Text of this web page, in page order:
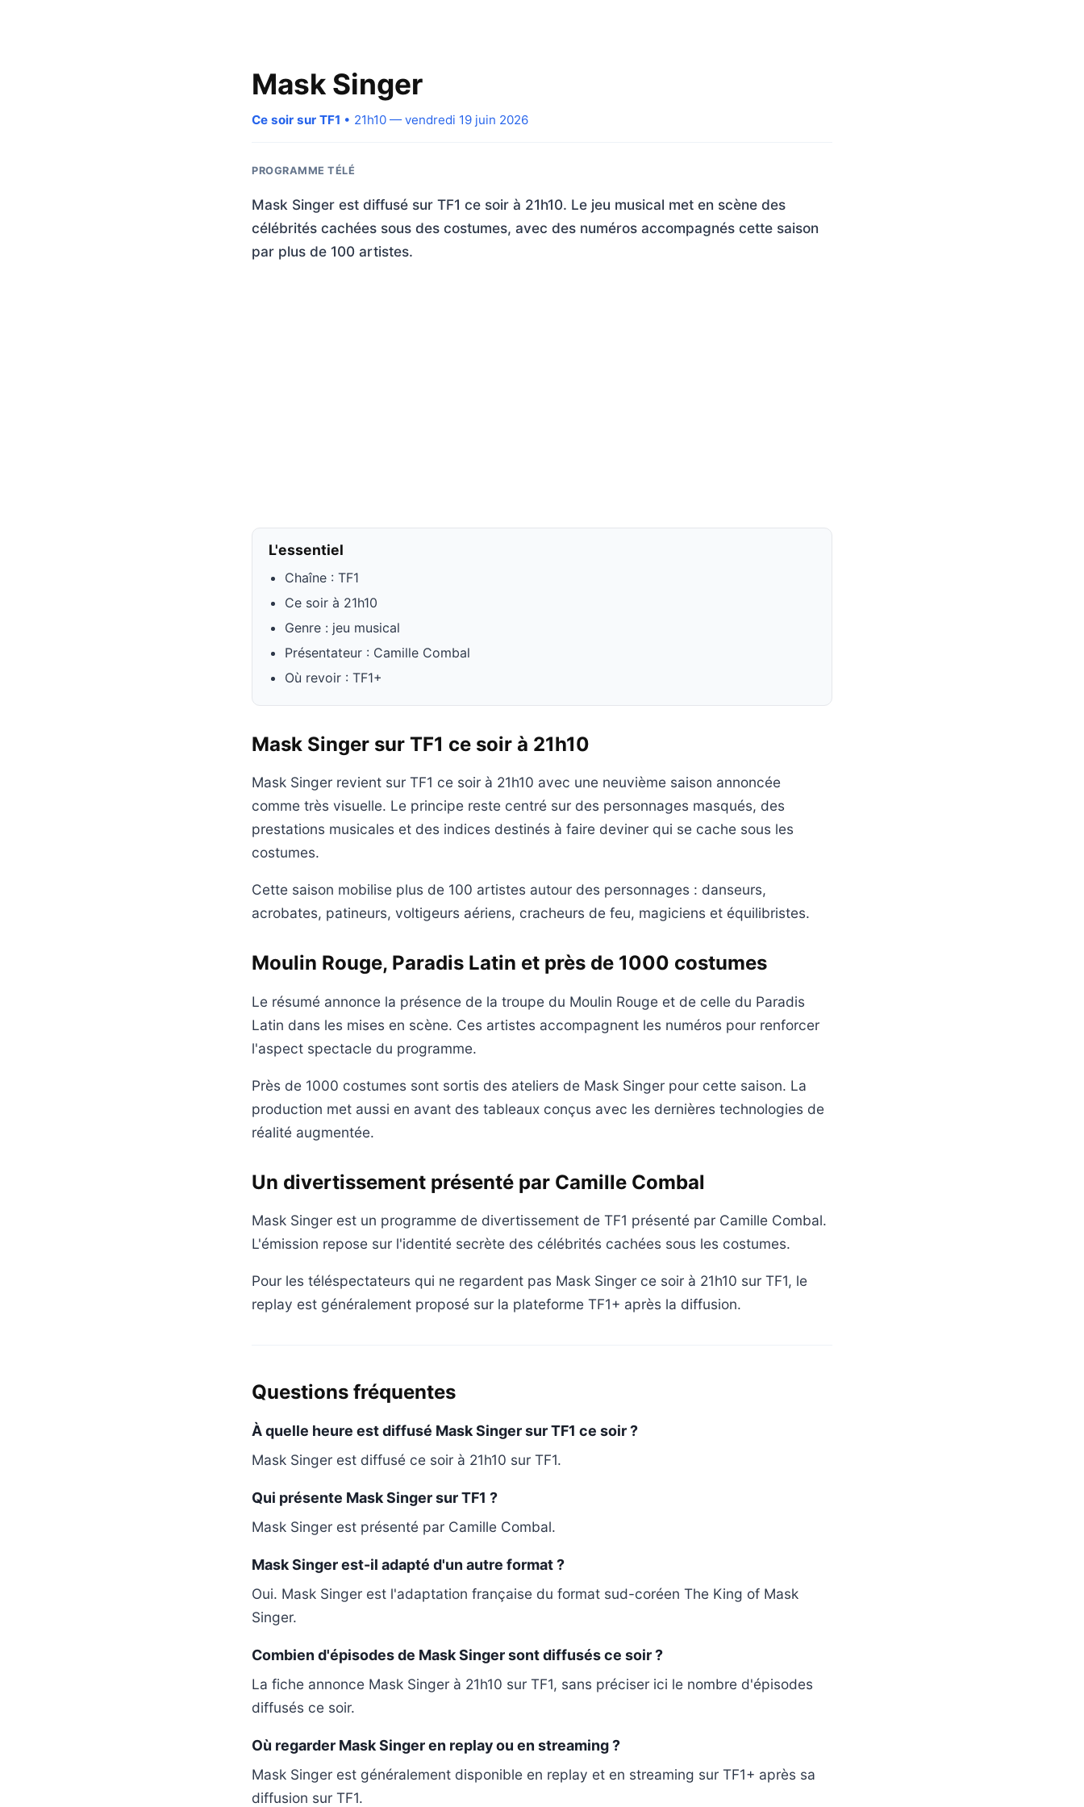
Mask Singer
Ce soir sur TF1 • 21h10 — vendredi 19 juin 2026
PROGRAMME TÉLÉ
Mask Singer est diffusé sur TF1 ce soir à 21h10. Le jeu musical met en scène des
célébrités cachées sous des costumes, avec des numéros accompagnés cette saison
par plus de 100 artistes.
L'essentiel
Chaîne : TF1
Ce soir à 21h10
Genre : jeu musical
Présentateur : Camille Combal
Où revoir : TF1+
Mask Singer sur TF1 ce soir à 21h10
Mask Singer revient sur TF1 ce soir à 21h10 avec une neuvième saison annoncée
comme très visuelle. Le principe reste centré sur des personnages masqués, des
prestations musicales et des indices destinés à faire deviner qui se cache sous les
costumes.
Cette saison mobilise plus de 100 artistes autour des personnages : danseurs,
acrobates, patineurs, voltigeurs aériens, cracheurs de feu, magiciens et équilibristes.
Moulin Rouge, Paradis Latin et près de 1000 costumes
Le résumé annonce la présence de la troupe du Moulin Rouge et de celle du Paradis
Latin dans les mises en scène. Ces artistes accompagnent les numéros pour renforcer
l'aspect spectacle du programme.
Près de 1000 costumes sont sortis des ateliers de Mask Singer pour cette saison. La
production met aussi en avant des tableaux conçus avec les dernières technologies de
réalité augmentée.
Un divertissement présenté par Camille Combal
Mask Singer est un programme de divertissement de TF1 présenté par Camille Combal.
L'émission repose sur l'identité secrète des célébrités cachées sous les costumes.
Pour les téléspectateurs qui ne regardent pas Mask Singer ce soir à 21h10 sur TF1, le
replay est généralement proposé sur la plateforme TF1+ après la diffusion.
Questions fréquentes
À quelle heure est diffusé Mask Singer sur TF1 ce soir ?
Mask Singer est diffusé ce soir à 21h10 sur TF1.
Qui présente Mask Singer sur TF1 ?
Mask Singer est présenté par Camille Combal.
Mask Singer est-il adapté d'un autre format ?
Oui. Mask Singer est l'adaptation française du format sud-coréen The King of Mask
Singer.
Combien d'épisodes de Mask Singer sont diffusés ce soir ?
La fiche annonce Mask Singer à 21h10 sur TF1, sans préciser ici le nombre d'épisodes
diffusés ce soir.
Où regarder Mask Singer en replay ou en streaming ?
Mask Singer est généralement disponible en replay et en streaming sur TF1+ après sa
diffusion sur TF1.